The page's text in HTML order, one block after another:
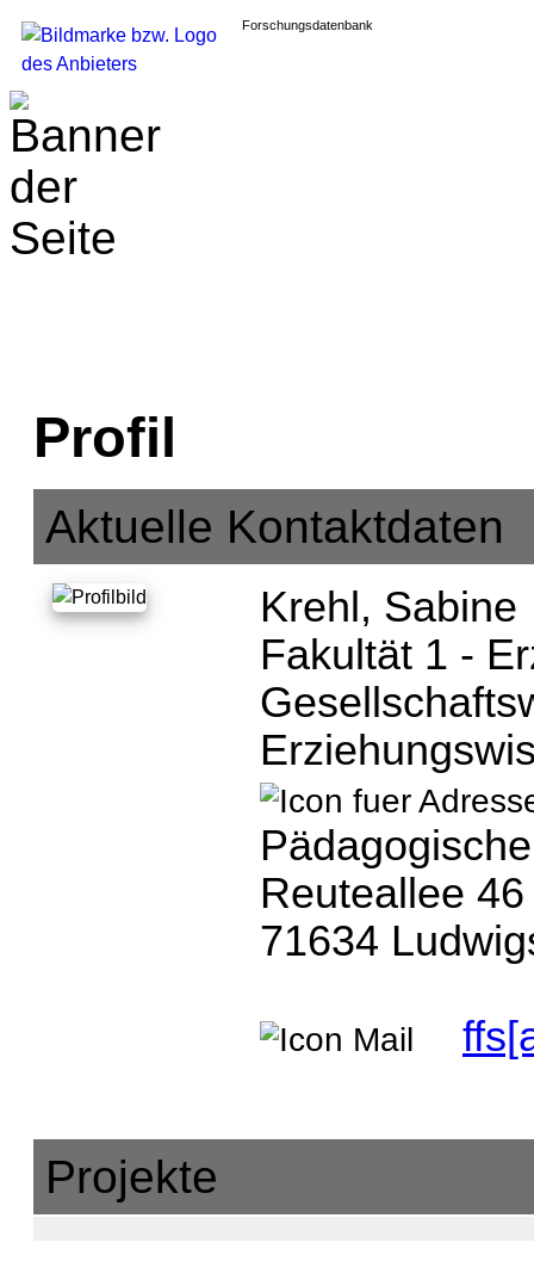
Forschungsdatenbank
Profil
Aktuelle Kontaktdaten
Krehl, Sabine
Fakultät 1 -
Reuteallee 46
71634
Projekte